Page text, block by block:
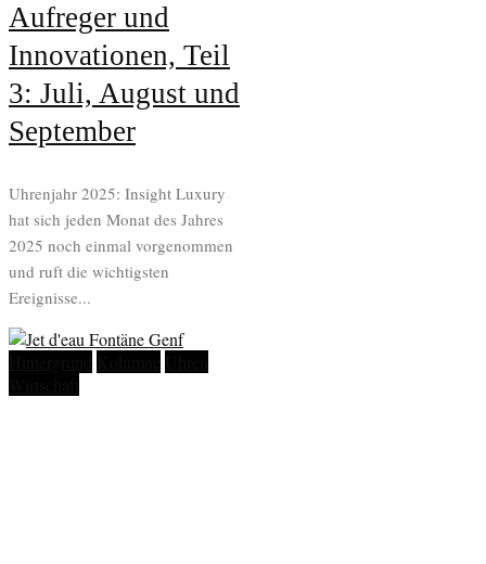
Aufreger und
Innovationen, Teil
3: Juli, August und
September
Uhrenjahr 2025: Insight Luxury
hat sich jeden Monat des Jahres
2025 noch einmal vorgenommen
und ruft die wichtigsten
Ereignisse...